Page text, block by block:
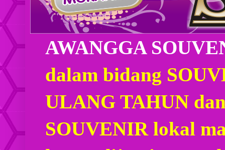
AWANGGA
dalam bidang
ULANG TAHUN
SOUVENIR lokal